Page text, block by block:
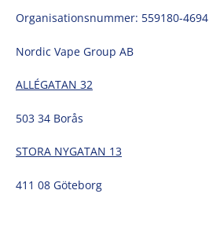
Organisationsnummer: 559180-4694
Nordic Vape Group AB
ALLÉGATAN 32
503 34 Borås
STORA NYGATAN 13
411 08 Göteborg